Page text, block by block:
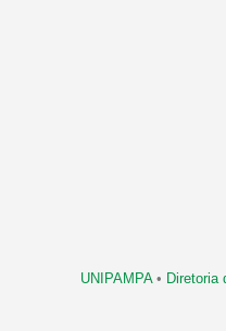
UNIPAMPA• Diretoria